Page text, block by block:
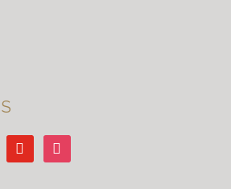
youtube instagram